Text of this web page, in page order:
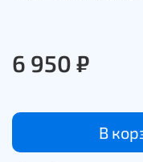
6 950 ₽
В